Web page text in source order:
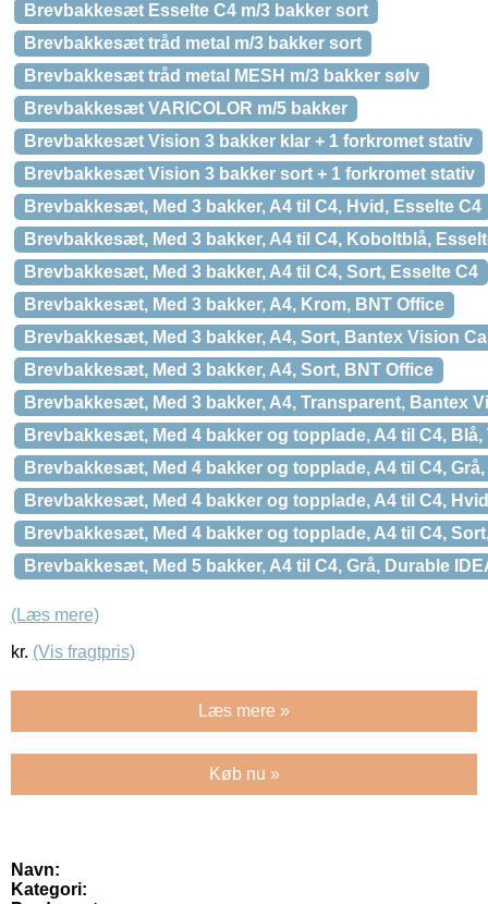
Brevbakkesæt Esselte C4 m/3 bakker sort
Brevbakkesæt tråd metal m/3 bakker sort
Brevbakkesæt tråd metal MESH m/3 bakker sølv
Brevbakkesæt VARICOLOR m/5 bakker
Brevbakkesæt Vision 3 bakker klar + 1 forkromet stativ
Brevbakkesæt Vision 3 bakker sort + 1 forkromet stativ
Brevbakkesæt, Med 3 bakker, A4 til C4, Hvid, Esselte C4
Brevbakkesæt, Med 3 bakker, A4 til C4, Koboltblå,
Brevbakkesæt, Med 3 bakker, A4 til C4, Sort, Esselte C4
Brevbakkesæt, Med 3 bakker, A4, Krom, BNT Office
Brevbakkesæt, Med 3 bakker, A4, Sort, Bantex Vision
Brevbakkesæt, Med 3 bakker, A4, Sort, BNT Office
Brevbakkesæt, Med 3 bakker, A4, Transparent, Bantex
Brevbakkesæt, Med 4 bakker og topplade, A4 til C4,
Brevbakkesæt, Med 4 bakker og topplade, A4 til C4,
Brevbakkesæt, Med 4 bakker og topplade, A4 til C4,
Brevbakkesæt, Med 4 bakker og topplade, A4 til C4,
Brevbakkesæt, Med 5 bakker, A4 til C4, Grå, Durable
(Læs mere)
kr. (Vis fragtpris)
Læs mere »
Køb nu »
Navn:
Kategori: